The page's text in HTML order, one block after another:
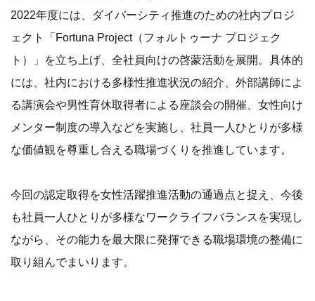
2022年度には、ダイバーシティ推進のための社内プロジ
ェクト「Fortuna Project（フォルトゥーナ プロジェク
ト）」を立ち上げ、全社員向けの啓蒙活動を展開。具体的
には、社内における多様性推進状況の紹介、外部講師によ
る講演会や男性育休取得者による座談会の開催、女性向け
メンター制度の導入などを実施し、社員一人ひとりが多様
な価値観を尊重し合える職場づくりを推進しています。
今回の認定取得を女性活躍推進活動の通過点と捉え、今後
も社員一人ひとりが多様なワークライフバランスを実現し
ながら、その能力を最大限に発揮できる職場環境の整備に
取り組んでまいります。